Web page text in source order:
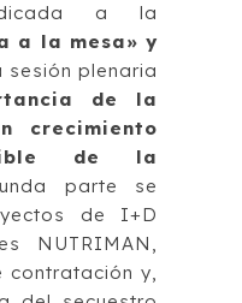
a la
a la mesa» y
sesión plenaria
de la
crecimiento
de la
parte se
de I+D
NUTRIMAN,
contratación y,